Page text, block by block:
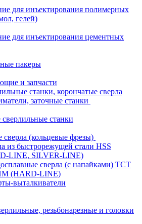
для инъектирования полимерных
гелей)
для инъектирования цементных
пакеры
и запчасти
станки, корончатые сверла
заточные станки
станки
сверла (кольцевые фрезы)
из быстрорежущей стали HSS
LINE, SILVER-LINE)
сверла (с напайками) ТСТ
(HARD-LINE)
выталкиватели
резьбонарезные и головки